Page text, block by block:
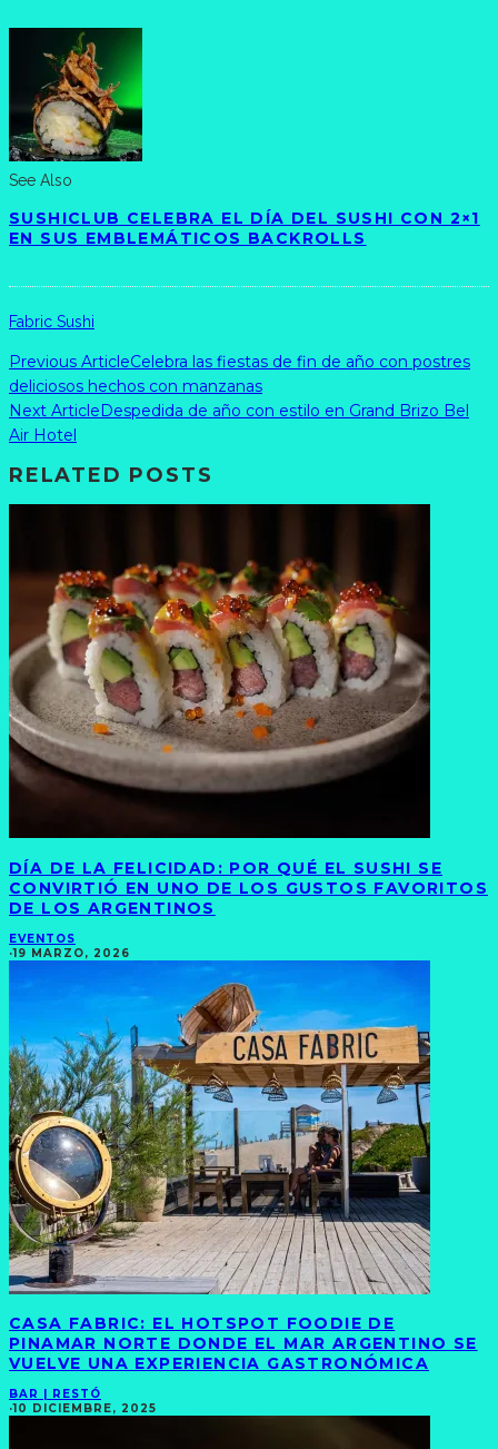
See Also
SUSHICLUB CELEBRA EL DÍA DEL SUSHI CON 2×1
EN SUS EMBLEMÁTICOS BACKROLLS
Fabric Sushi
Previous ArticleCelebra las fiestas de fin de año con postres
deliciosos hechos con manzanas
Next Article Despedida de año con estilo en Grand Brizo Bel
Air Hotel
RELATED POSTS
DÍA DE LA FELICIDAD: POR QUÉ EL SUSHI SE
CONVIRTIÓ EN UNO DE LOS GUSTOS FAVORITOS
DE LOS ARGENTINOS
EVENTOS
·19 MARZO, 2026
CASA FABRIC: EL HOTSPOT FOODIE DE
PINAMAR NORTE DONDE EL MAR ARGENTINO SE
VUELVE UNA EXPERIENCIA GASTRONÓMICA
BAR | RESTÓ
·10 DICIEMBRE, 2025